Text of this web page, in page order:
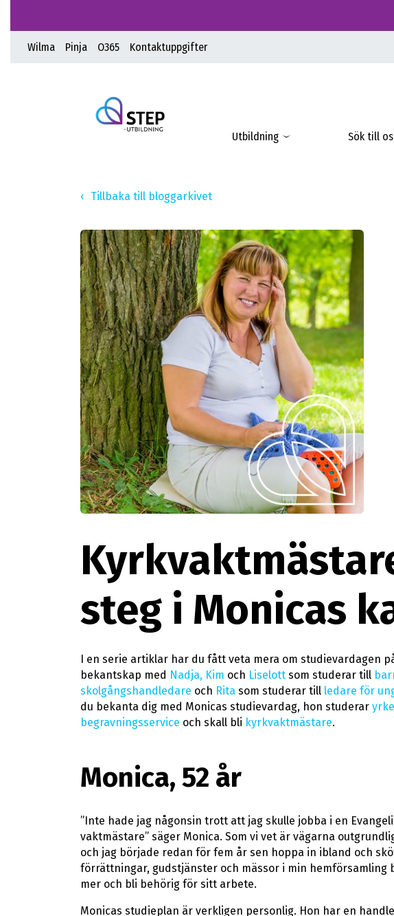
Wilma Pinja O365 Kontaktuppgifter
Utbildning Sök till
Tillbaka till bloggarkivet
steg i Monicas
I en serie artiklar har du fått veta mera om studievardagen
bekantskap med Nadja, Kim och Liselott som studerar till
skolgångshandledare och Rita som studerar till ledare för
du bekanta dig med Monicas studievardag, hon studerar
begravningsservice och skall bli kyrkvaktmästare.
Monica, 52 år
”Inte hade jag någonsin trott att jag skulle jobba i en
vaktmästare” säger Monica. Som vi vet är vägarna
och jag började redan för fem år sen hoppa in ibland och
förrättningar, gudstjänster och mässor i min hemförsamling
mer och bli behörig för sitt arbete.
Monicas studieplan är verkligen personlig. Hon har en